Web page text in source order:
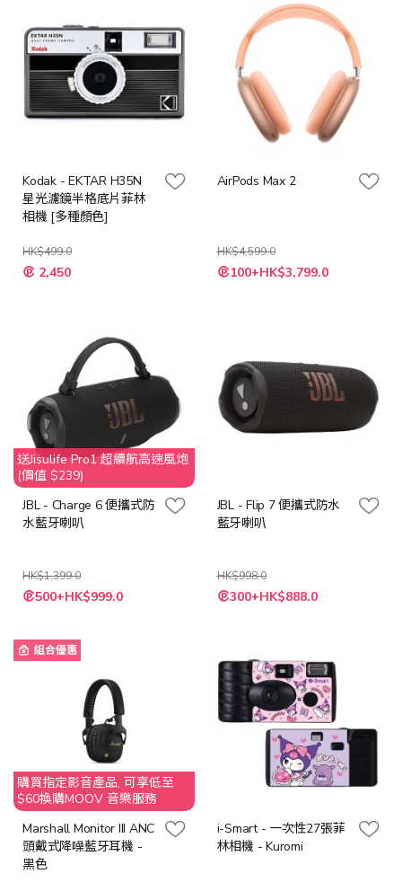
Kodak - EKTAR H35N
星光濾鏡半格底片菲林
相機 [多種顏色]
HK$499.0
2,450
AirPods Max 2
HK$4,599.0
100+HK$3,799.0
送Jisulife Pro1 超續航高速風炮
(價值 $239)
JBL - Charge 6 便攜式防
水藍牙喇叭
HK$1,399.0
500+HK$999.0
JBL - Flip 7 便攜式防水
藍牙喇叭
HK$998.0
300+HK$888.0
組合優惠
購買指定影音產品, 可享低至
$60換購MOOV 音樂服務
Marshall Monitor III ANC
頭戴式降噪藍牙耳機 -
黑色
i-Smart - 一次性27張菲
林相機 - Kuromi